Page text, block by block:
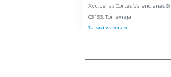
Avd. de las Cortes Valencianas
03183, Torrevieja
681230320